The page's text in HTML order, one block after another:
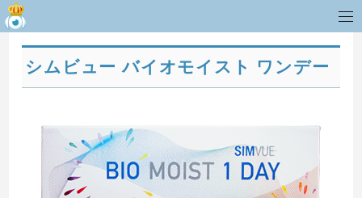
シムビュー バイオモイスト ワンデー